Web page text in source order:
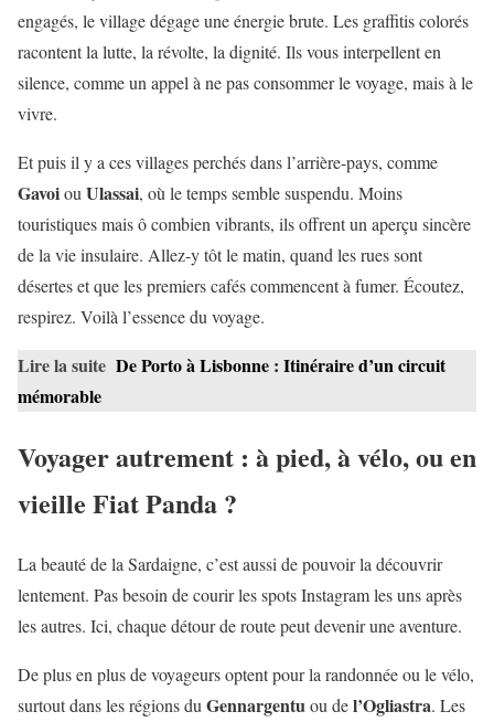
engagés, le village dégage une énergie brute. Les graffitis colorés
racontent la lutte, la révolte, la dignité. Ils vous interpellent en
silence, comme un appel à ne pas consommer le voyage, mais à le
vivre.
Et puis il y a ces villages perchés dans l’arrière-pays, comme
Gavoiou Ulassai, où le temps semble suspendu. Moins
touristiques mais ô combien vibrants, ils offrent un aperçu sincère
de la vie insulaire. Allez-y tôt le matin, quand les rues sont
désertes et que les premiers cafés commencent à fumer. Écoutez,
respirez. Voilà l’essence du voyage.
Lire la suite De Porto à Lisbonne : Itinéraire d’un circuit
mémorable
Voyager autrement : à pied, à vélo, ou en
vieille Fiat Panda ?
La beauté de la Sardaigne, c’est aussi de pouvoir la découvrir
lentement. Pas besoin de courir les spots Instagram les uns après
les autres. Ici, chaque détour de route peut devenir une aventure.
De plus en plus de voyageurs optent pour la randonnée ou le vélo,
surtout dans les régions du Gennargentuou del’Ogliastra. Les